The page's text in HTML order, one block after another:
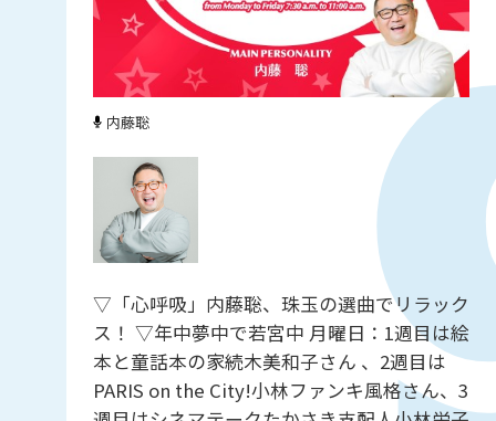
内藤聡
▽「心呼吸」内藤聡、珠玉の選曲でリラック
ス！ ▽年中夢中で若宮中 月曜日：1週目は絵
本と童話本の家続木美和子さん 、2週目は
PARIS on the City!小林ファンキ風格さん、3